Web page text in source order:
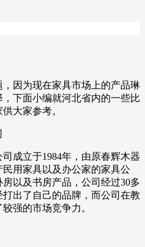
因为现在家具市场上的产品琳
下面小编就河北省内的一些比
大家参考。
成立于1984年，由原春辉木器
用家具以及办公家的家具公
以及书房产品，公司经过30多
出了自己的品牌，而公司在教
强的市场竞争力。